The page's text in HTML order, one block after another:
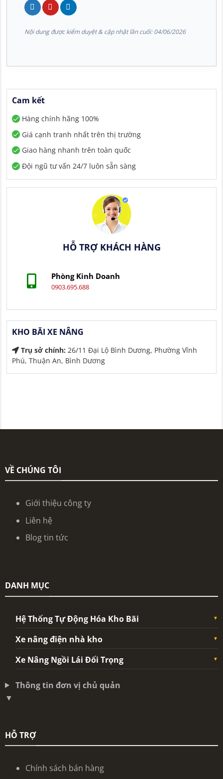
Nội dung được kiểm duyệt & cập nhật lần cuối:04/06/2026
Cam kết
Hàng chính hãng 100%
Giá cạnh tranh nhất trên thị trường
Giao hàng nhanh trên toàn quốc
Đội ngũ tư vấn 24/7 luôn sẵn sàng
HỖ TRỢ KHÁCH HÀNG
Phòng Kinh Doanh
0903.695.688
KHO BÃI XE NÂNG
Trụ sở chính: 26/11 Đại Lộ Bình Dương, Phường Vĩnh
Phú, Thuận An, Bình Dương
VỀ CHÚNG TÔI
Giới thiệu công ty
Liên hệ
Blog tin tức
DANH MỤC
Hệ Thống Tự Động Hóa Kho Bãi
Xe nâng điện nhà kho
Xe Nâng Ngồi Lái Đối Trọng
Thông tin đơn vị chủ quản
▼
HỖ TRỢ
Chính sách bán hàng